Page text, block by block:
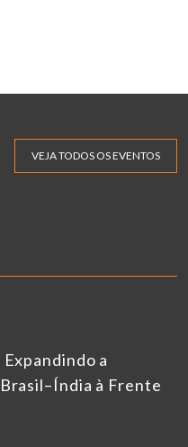
VEJA TODOS OS EVENTOS
a
à Frente